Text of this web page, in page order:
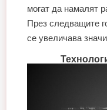
могат да намалят
През следващите
се увеличава